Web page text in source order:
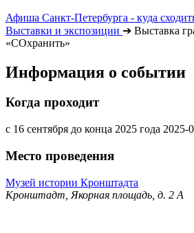
Афиша Санкт-Петербурга - куда
Выставки и экспозиции ➔ Выставка
«СОхранить»
Информация о событии
Когда проходит
с 16 сентября до конца 2025 года 2025-
Место проведения
Музей истории Кронштадта
Кронштадт, Якорная площадь, д. 2 А